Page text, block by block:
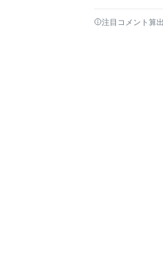
注目コメント算